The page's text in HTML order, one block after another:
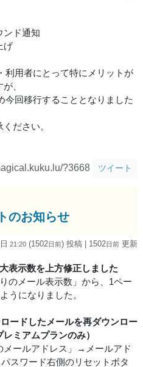
ンド通知
げ
利用者にとって特にメリットが
、
今回移行することとなりました
ださい。
?3668 ツイート
のお知らせ
21:20 (1502日前) 投稿 | 1502日前 更新
表示数を上方修正しました
のメール表示数」から、1ペー
うになりました。
ードしたメールを再ダウンロー
ミアムプランのみ）
メールアドレス」→メールアド
スワード右側のリセットボタ